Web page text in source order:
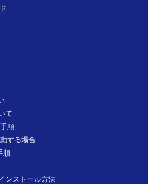
て
順
する場合－
順
ンストール方法